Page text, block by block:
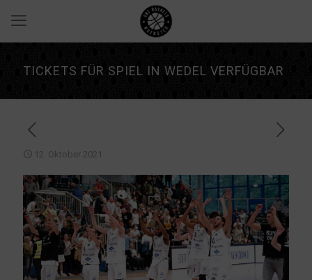
TICKETS FÜR SPIEL IN WEDEL VERFÜGBAR
12. Oktober 2021